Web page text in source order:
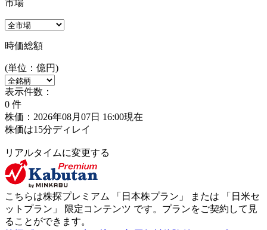
市場
時価総額
(単位：億円)
表示件数：
0 件
株価：2026年08月07日 16:00現在
株価は15分ディレイ
リアルタイムに変更する
こちらは株探プレミアム 「 日本株プラン 」 または 「 日米セ
ットプラン 」 限定コンテンツ です。プランをご契約して見
ることができます。